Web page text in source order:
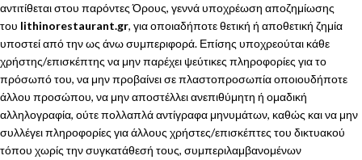
αντιτίθεται στου παρόντες Όρους, γεννά υποχρέωση αποζημίωσης
του lithinorestaurant.gr, για οποιαδήποτε θετική ή αποθετική ζημία
υποστεί από την ως άνω συμπεριφορά. Επίσης υποχρεούται κάθε
χρήστης/επισκέπτης να μην παρέχει ψεύτικες πληροφορίες για το
πρόσωπό του, να μην προβαίνει σε πλαστοπροσωπία οποιουδήποτε
άλλου προσώπου, να μην αποστέλλει ανεπιθύμητη ή ομαδική
αλληλογραφία, ούτε πολλαπλά αντίγραφα μηνυμάτων, καθώς και να μην
συλλέγει πληροφορίες για άλλους χρήστες/επισκέπτες του δικτυακού
τόπου χωρίς την συγκατάθεσή τους, συμπεριλαμβανομένων